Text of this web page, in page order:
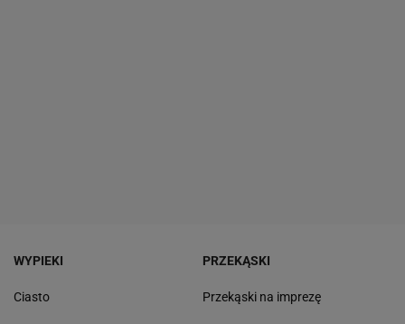
WYPIEKI
Ciasto
PRZEKĄSKI
Przekąski na imprezę